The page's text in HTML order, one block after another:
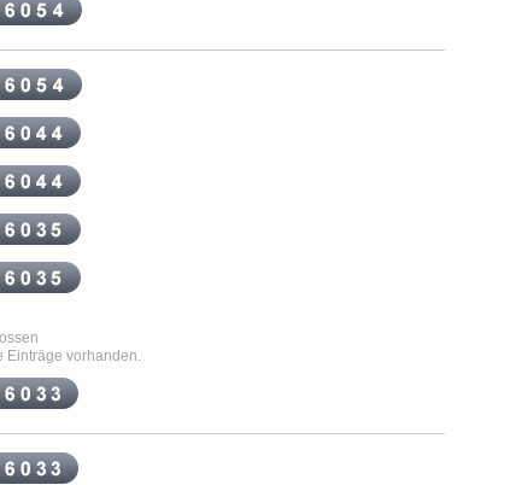
Einträge vorhanden.